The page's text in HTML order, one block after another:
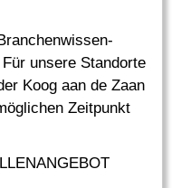
unsere Standorte
Koog aan de Zaan
Zeitpunkt